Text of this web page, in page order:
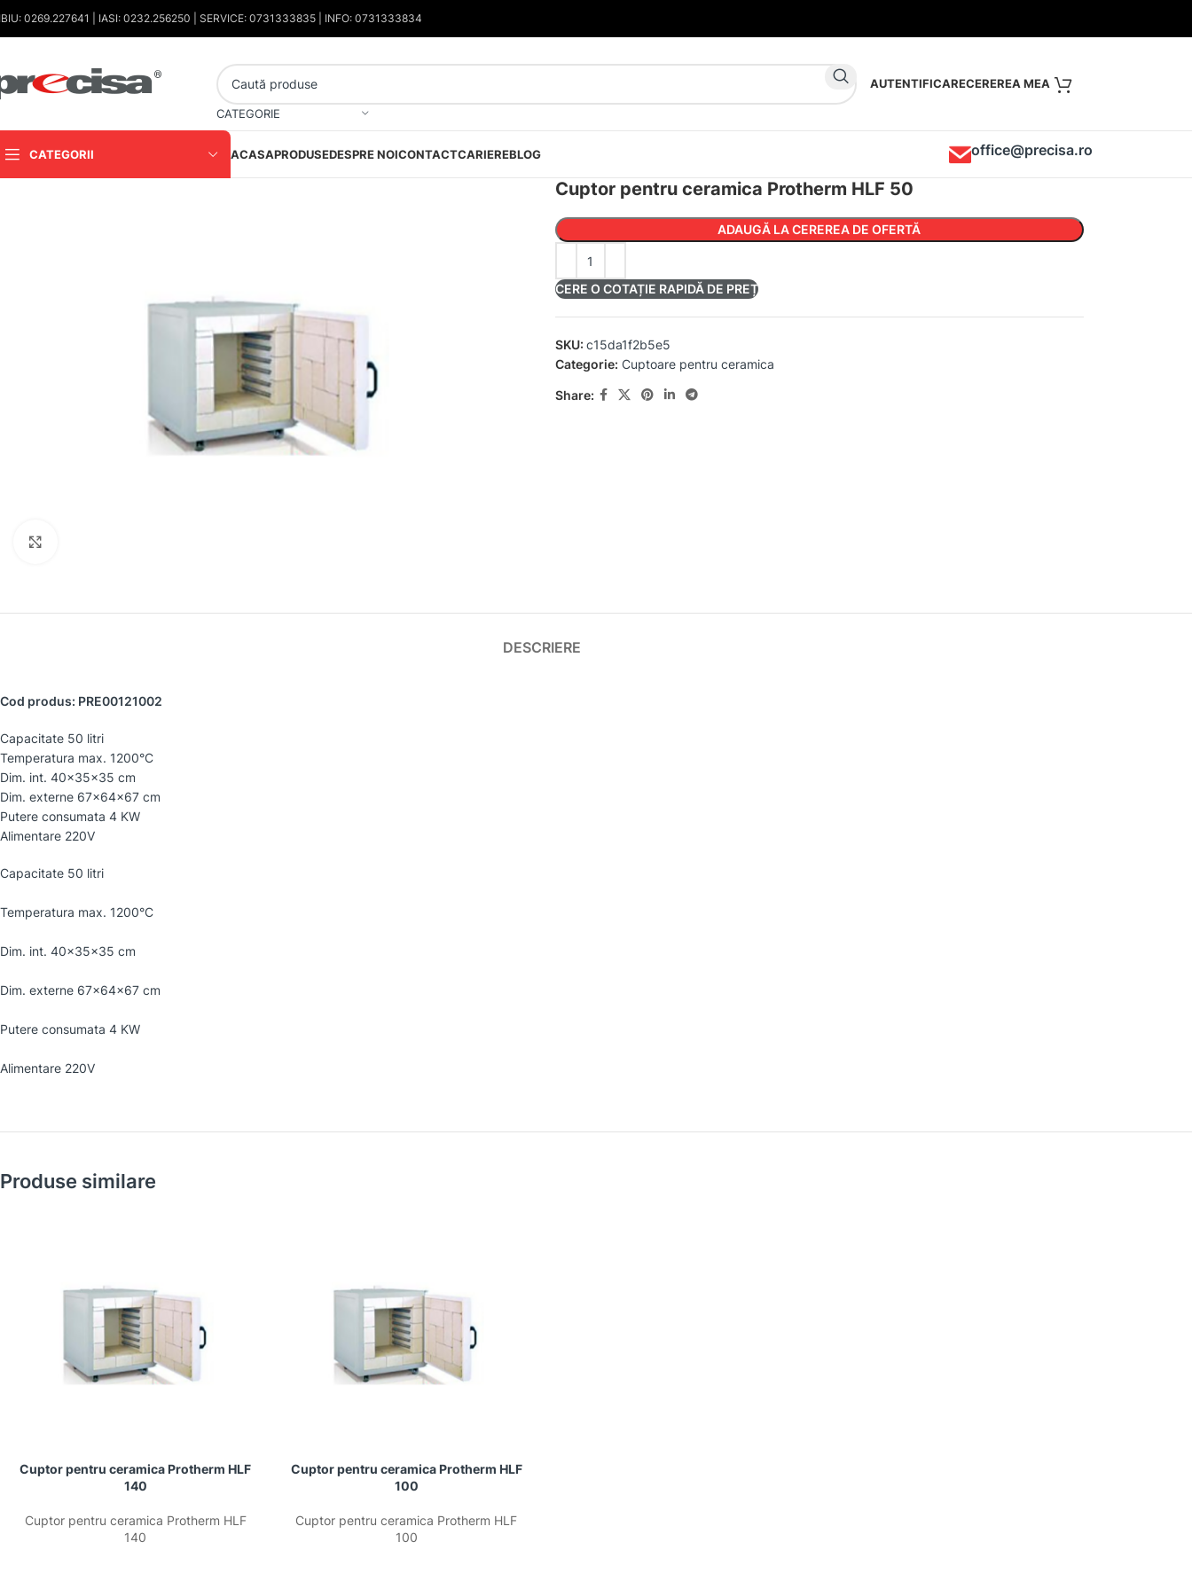
0269.227641 | IASI: 0232.256250 | SERVICE: 0731333835 | INFO: 0731333834
CATEGORIE
AUTENTIFICARE
CATEGORII ACASAPRODUSEDESPRE NOICONTACTCARIEREBLOG office@precisa.ro
Cuptor pentru ceramica Protherm HLF 50
ADAUGĂ LA CEREREA DE OFERTĂ
CERE O COTAȚIE RAPIDĂ DE PREȚ
SKU: c15da1f2b5e5
Categorie: Cuptoare pentru ceramica
Share:
DESCRIERE
Cod produs: PRE00121002
Capacitate 50 litri
Temperatura max. 1200°C
Dim. int. 40x35x35 cm
Dim. externe 67x64x67 cm
Putere consumata 4 KW
Alimentare 220V
Capacitate 50 litri
Temperatura max. 1200°C
Dim. int. 40x35x35 cm
Dim. externe 67x64x67 cm
Putere consumata 4 KW
Alimentare 220V
Produse similare
Cuptor pentru ceramica Protherm HLF
140
Cuptor pentru ceramica Protherm HLF
140
Cuptor pentru ceramica Protherm HLF
100
Cuptor pentru ceramica Protherm HLF
100